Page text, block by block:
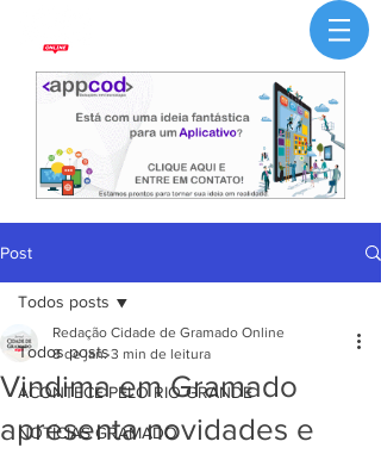
Post
Todos posts
ACONTECE PELO RIO GRANDE
NOTÍCIAS GRAMADO
Todos posts
Vindima em Gramado
apresenta novidades e
Redação Cidade de Gramado Online
8 de jan. 3 min de leitura